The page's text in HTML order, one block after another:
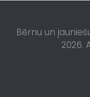
Bērnu un
2026.